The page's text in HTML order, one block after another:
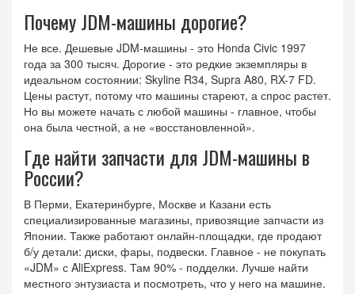
Почему JDM-машины дорогие?
Не все. Дешевые JDM-машины - это Honda Civic 1997
года за 300 тысяч. Дорогие - это редкие экземпляры в
идеальном состоянии: Skyline R34, Supra A80, RX-7 FD.
Цены растут, потому что машины стареют, а спрос растет.
Но вы можете начать с любой машины - главное, чтобы
она была честной, а не «восстановленной».
Где найти запчасти для JDM-машины в
России?
В Перми, Екатеринбурге, Москве и Казани есть
специализированные магазины, привозящие запчасти из
Японии. Также работают онлайн-площадки, где продают
б/у детали: диски, фары, подвески. Главное - не покупать
«JDM» с AliExpress. Там 90% - подделки. Лучше найти
местного энтузиаста и посмотреть, что у него на машине.